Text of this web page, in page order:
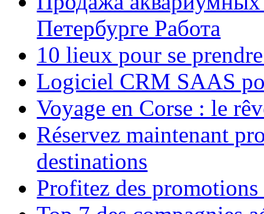
Петербурге Работа
10 lieux pour se
Logiciel CRM SAAS
Voyage en Corse : le
Réservez maintenant
destinations
Profitez des